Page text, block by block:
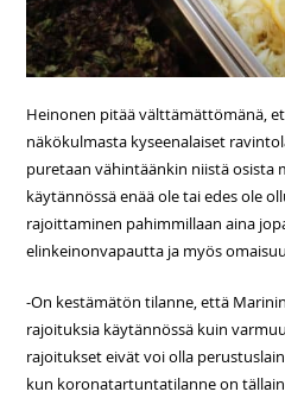
Heinonen pitää välttämättömänä,
näkökulmasta kyseenalaiset
puretaan vähintäänkin niistä osista
käytännössä enää ole tai edes ole
rajoittaminen pahimmillaan aina
elinkeinonvapautta ja myös
-On kestämätön tilanne, että
rajoituksia käytännössä kuin
rajoitukset eivät voi olla
kun koronatartuntatilanne on